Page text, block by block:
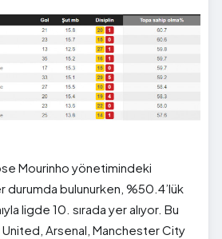
Mourinho yönetimindeki
durumda bulunurken, %50.4’lük
ligde 10. sırada yer alıyor. Bu
Arsenal, Manchester City